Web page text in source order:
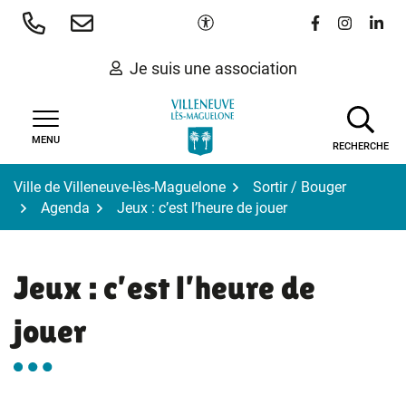
Aller
Paramètres d'accessibilité
Lien vers le
Lien vers
Lien
Je suis une association
MENU
RECHERCHE
Ville de Villeneuve-lès-Maguelone
Sortir / Bouger
Agenda
Jeux : c’est l’heure de jouer
Jeux : c’est l’heure de
jouer